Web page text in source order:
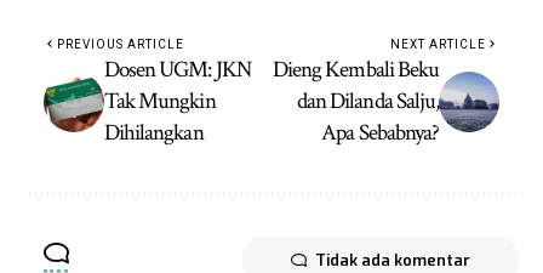
PREVIOUS ARTICLE
Dosen UGM: JKN
Tak Mungkin
Dihilangkan
NEXT ARTICLE
Dieng Kembali Beku
dan Dilanda Salju,
Apa Sebabnya?
Tidak ada komentar